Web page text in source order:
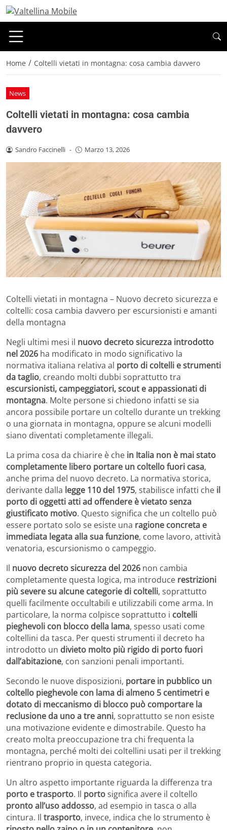
Home / Coltelli vietati in montagna: cosa cambia davvero
News
Coltelli vietati in montagna: cosa cambia
davvero
Sandro Faccinelli - Marzo 13, 2026
Coltelli vietati in montagna – Nuovo decreto sicurezza e
coltelli: cosa cambia davvero per escursionisti e amanti
della montagna
Negli ultimi mesi il nuovo decreto sicurezza introdotto
nel 2026 ha modificato in modo significativo la
normativa italiana relativa al porto di coltelli e strumenti
da taglio, creando molti dubbi soprattutto tra
escursionisti, campeggiatori, scout e appassionati di
montagna. Molte persone si chiedono infatti se sia
ancora possibile portare un coltello durante un trekking
o una giornata in montagna, oppure se alcuni modelli
siano diventati completamente illegali.
La prima cosa da chiarire è che in Italia non è mai stato
completamente libero portare un coltello fuori casa,
anche prima del nuovo decreto. La normativa storica,
derivante dalla legge 110 del 1975, stabilisce infatti che il
porto di oggetti atti ad offendere è vietato senza
giustificato motivo. Questo significa che un coltello può
essere portato solo se esiste una ragione concreta e
immediata legata alla sua funzione, come lavoro, attività
venatoria, escursionismo o campeggio.
Il nuovo decreto sicurezza del 2026 non cambia
completamente questa logica, ma introduce restrizioni
più severe su alcune categorie di coltelli, soprattutto
quelli facilmente occultabili e utilizzabili come arma. In
particolare, la norma colpisce soprattutto i coltelli
pieghevoli con blocco della lama, spesso usati come
coltellini da tasca. Per questi strumenti il decreto ha
introdotto un divieto molto più rigido di porto fuori
dall’abitazione, con sanzioni penali importanti.
Secondo le nuove disposizioni, portare in pubblico un
coltello pieghevole con lama di almeno 5 centimetri e
dotato di meccanismo di blocco può comportare la
reclusione da uno a tre anni, soprattutto se non esiste
una motivazione evidente e dimostrabile. Questo ha
creato molta preoccupazione tra chi frequenta la
montagna, perché molti dei coltellini usati per il trekking
rientrano proprio in questa categoria.
Un altro aspetto importante riguarda la differenza tra
porto e trasporto. Il portosignifica avere il coltello
pronto all’uso addosso, ad esempio in tasca o alla
cintura. Il trasporto, invece, indica che lo strumento è